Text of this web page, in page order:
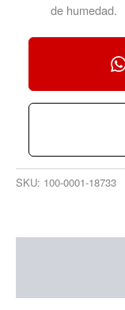
de humedad.
SKU: 100-0001-18733